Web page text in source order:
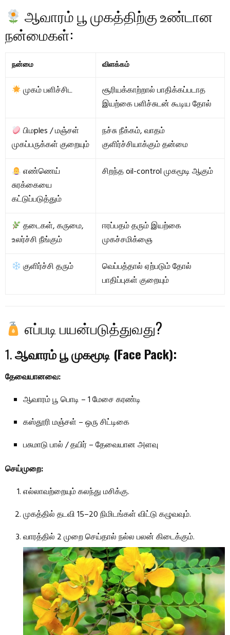
ஆவாரம் பூ முகத்திற்கு உண்டான
நன்மைகள்:
நன்மை விளக்கம்
முகம் பளிச்சிட
சூரியக்காற்றால் பாதிக்கப்படாத
இயற்கை பளிச்சுடன் கூடிய தோல்
பிமples / மஞ்சள்
முகப்பருக்கள் குறையும்
நச்சு நீக்கம், வாதம்
குளிர்ச்சியாக்கும் தன்மை
எண்ணெய்
சுரக்கையை
கட்டுப்படுத்தும்
சிறந்த oil-control முகமூடி ஆகும்
தடைகள், கருமை,
உலர்ச்சி நீங்கும்
ஈரப்பதம் தரும் இயற்கை
முகச்சமிக்ஞை
குளிர்ச்சி தரும்
வெப்பத்தால் ஏற்படும் தோல்
பாதிப்புகள் குறையும்
எப்படி பயன்படுத்துவது?
1.ஆவாரம் பூ முகமூடி (Face Pack):
தேவையானவை:
ஆவாரம் பூ பொடி – 1 மேசை கரண்டி
கஸ்தூரி மஞ்சள் – ஒரு சிட்டிகை
பசுமாடு பால் / தயிர் – தேவையான அளவு
செய்முறை:
எல்லாவற்றையும் கலந்து மசிக்கு.
முகத்தில் தடவி 15–20 நிமிடங்கள் விட்டு கழுவவும்.
வாரத்தில் 2 முறை செய்தால் நல்ல பலன் கிடைக்கும்.